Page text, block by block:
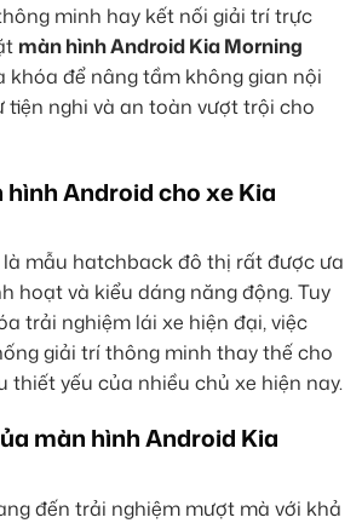
minh hay kết nối giải trí trực
màn hình Android Kia Morning
khóa để nâng tầm không gian nội
tiện nghi và an toàn vượt trội cho
Android cho xe Kia
là mẫu hatchback đô thị rất được ưa
hoạt và kiểu dáng năng động. Tuy
trải nghiệm lái xe hiện đại, việc
giải trí thông minh thay thế cho
thiết yếu của nhiều chủ xe hiện nay.
màn hình Android Kia
đến trải nghiệm mượt mà với khả